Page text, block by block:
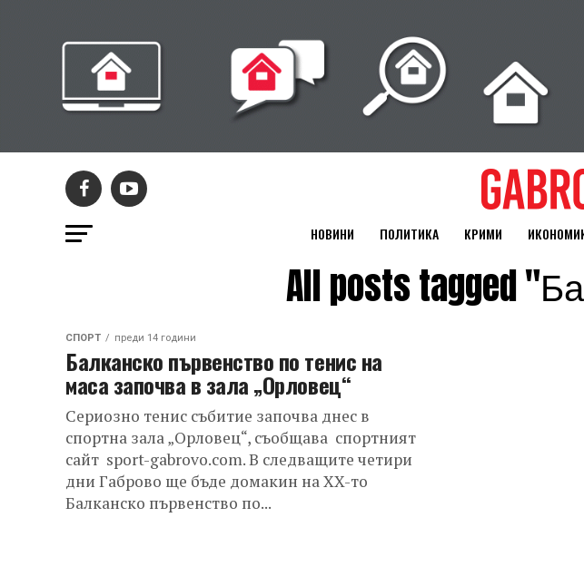
НОВИНИ ПОЛИТИКА КРИМИ
All posts tagged
СПОРТ преди 14 години
Балканско първенство по тенис на
маса започва в зала „Орловец“
Сериозно тенис събитие започва днес в
спортна зала „Орловец“, съобщава спортният
сайт sport-gabrovo.com. В следващите четири
дни Габрово ще бъде домакин на XX-то
Балканско първенство по...